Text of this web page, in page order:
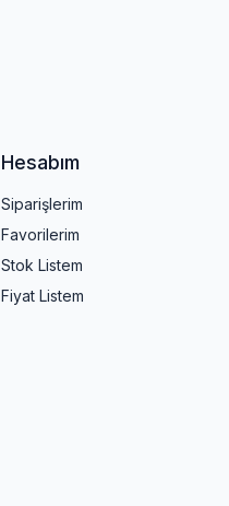
Hesabım
Siparişlerim
Favorilerim
Stok Listem
Fiyat Listem